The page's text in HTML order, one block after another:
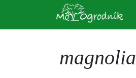
magnolia